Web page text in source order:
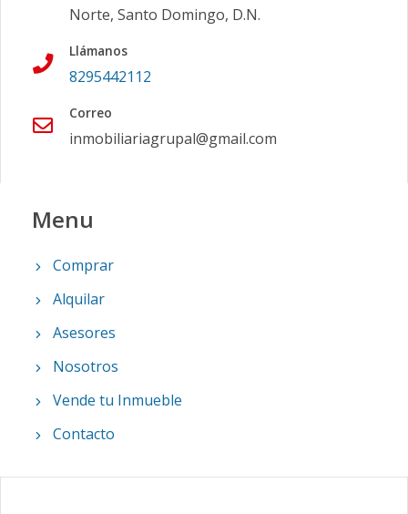
Norte, Santo Domingo, D.N.
Llámanos
8295442112
Correo
inmobiliariagrupal@gmail.com
Menu
Comprar
Alquilar
Asesores
Nosotros
Vende tu Inmueble
Contacto